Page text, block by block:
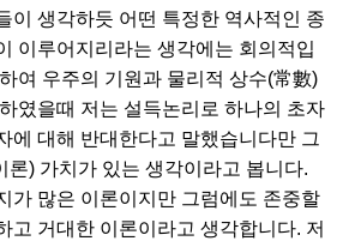
이 생각하듯 어떤 특정한 역사적인 종
이루어지리라는 생각에는 회의적입
여 우주의 기원과 물리적 상수(常數)
였을때 저는 설득논리로 하나의 초자
에 대해 반대한다고 말했습니다만 그
론) 가치가 있는 생각이라고 봅니다.
가 많은 이론이지만 그럼에도 존중할
고 거대한 이론이라고 생각합니다. 저